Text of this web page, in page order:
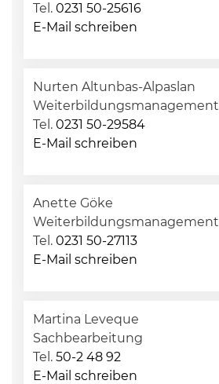
Tel. 0231 50-25616
E-Mail schreiben
Nurten Altunbas-Alpaslan
Weiterbildungsmanagement
Tel. 0231 50-29584
E-Mail schreiben
Anette Göke
Weiterbildungsmanagement
Tel. 0231 50-27113
E-Mail schreiben
Martina Leveque
Sachbearbeitung
Tel. 50-2 48 92
E-Mail schreiben